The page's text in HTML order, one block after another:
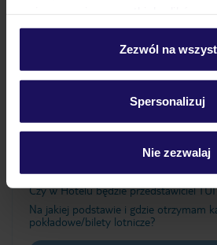
personalizować swój wybór
Szczegółowe informacje o plikach
Zezwól na
Spersonalizuj
Nie zezwalaj
Ważne informacje
Często zadawane pytania
Jak zmienić uczestników/osobę
Czy w Hotelu będzie przedstawiciel
Na jakiej podstawie i gdzie otrzymam
pokładowe/bilety lotnicze?